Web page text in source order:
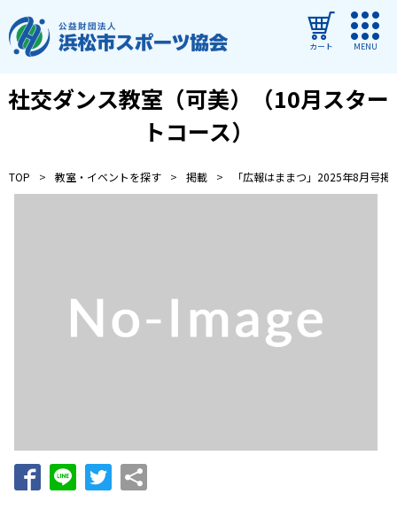
カート MENU
ログイン
教室・イベントを探す
ご利用ガイド
管理施設
教室・イベントからのお知らせ
浜松スポーツ協会に関する
社交ダンス教室（可美）（10月スター
トコース）
TOP 教室・イベントを探す 掲載 「広報はままつ」2025年8月号掲